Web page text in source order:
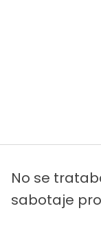
No se
sabotaje